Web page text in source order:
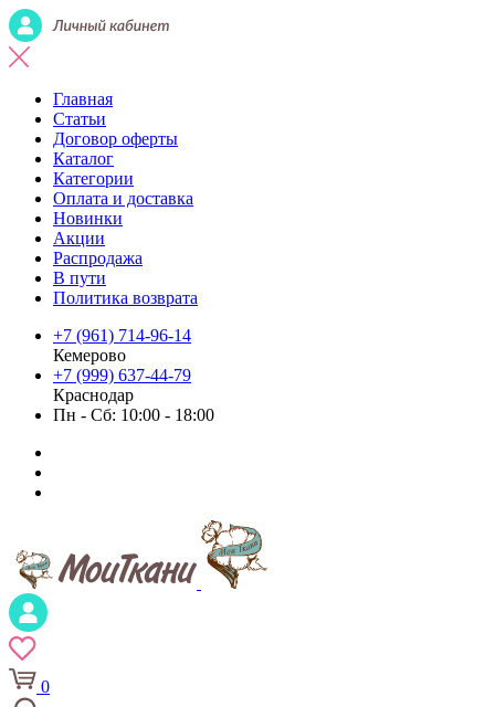
Главная
Статьи
Договор оферты
Каталог
Категории
Оплата и доставка
Новинки
Акции
Распродажа
В пути
Политика возврата
+7 (961) 714-96-14
Кемерово
+7 (999) 637-44-79
Краснодар
Пн - Сб: 10:00 - 18:00
0